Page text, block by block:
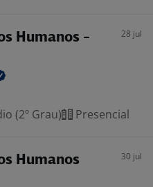
Humanos -
28 jul
(2º Grau) Presencial
Humanos 30 jul